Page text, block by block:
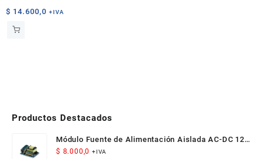
$ 14.600,0 +IVA
Productos Destacados
Módulo Fuente de Alimentación Aislada AC-DC 12V
300mA 3.5W
$ 8.000,0 +IVA